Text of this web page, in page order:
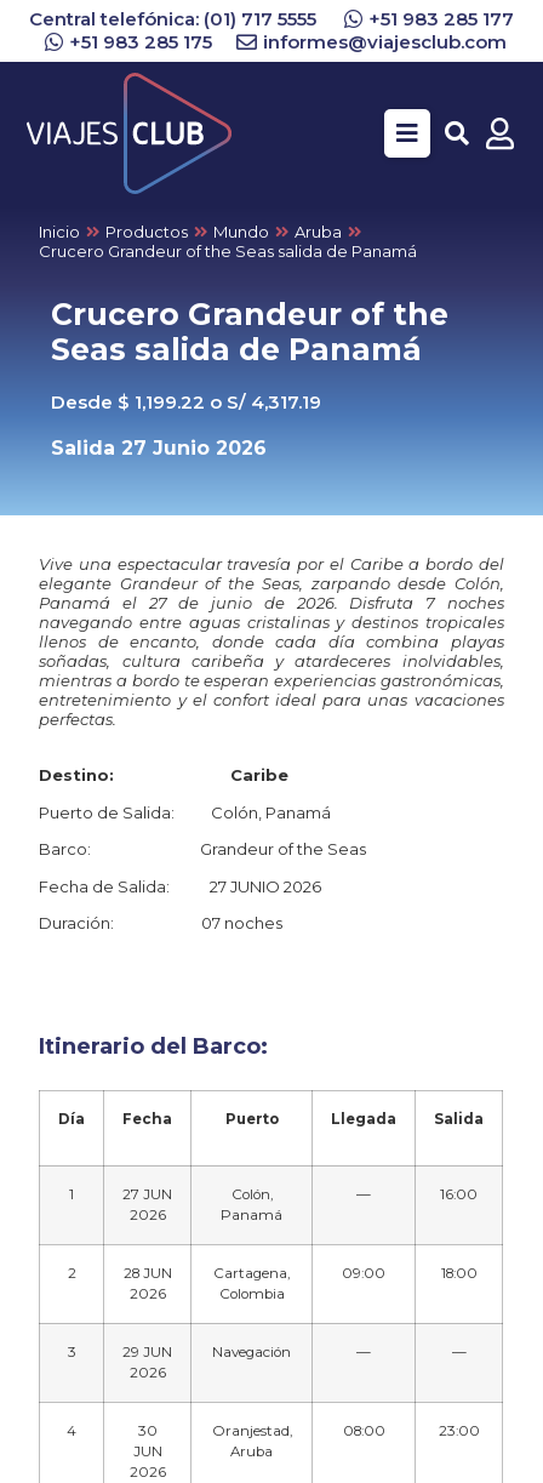
Central telefónica: (01) 717 5555
+51 983 285 177
+51 983 285 175
informes@viajesclub.com
Inicio Productos Mundo
Aruba
Crucero Grandeur of the Seas salida de Panamá
Crucero Grandeur of the
Seas salida de Panamá
Desde $ 1,199.22 o S/ 4,317.19
Salida 27 Junio 2026
Vive una espectacular travesía por el Caribe a bordo del
elegante Grandeur of the Seas, zarpando desde Colón,
Panamá el 27 de junio de 2026. Disfruta 7 noches
navegando entre aguas cristalinas y destinos tropicales
llenos de encanto, donde cada día combina playas
soñadas, cultura caribeña y atardeceres inolvidables,
mientras a bordo te esperan experiencias gastronómicas,
entretenimiento y el confort ideal para unas vacaciones
perfectas.
Destino: Caribe
Puerto de Salida: Colón, Panamá
Barco: Grandeur of the Seas
Fecha de Salida: 27 JUNIO 2026
Duración: 07 noches
Itinerario del Barco:
Día Fecha Puerto Llegada Salida
1
27 JUN
2026
Colón,
Panamá
— 16:00
2
28 JUN
2026
Cartagena,
Colombia
09:00 18:00
3
29 JUN
2026
Navegación — —
4
30
JUN
2026
Oranjestad,
Aruba
08:00 23:00